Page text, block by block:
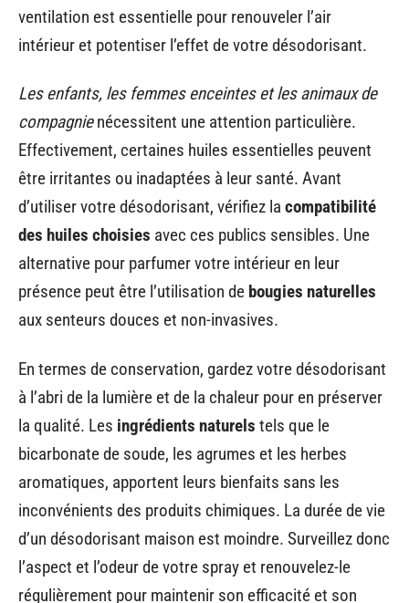
ventilation est essentielle pour renouveler l’air
intérieur et potentiser l’effet de votre désodorisant.
Les enfants, les femmes enceintes et les animaux de
compagnienécessitent une attention particulière.
Effectivement, certaines huiles essentielles peuvent
être irritantes ou inadaptées à leur santé. Avant
d’utiliser votre désodorisant, vérifiez la compatibilité
des huiles choisies avec ces publics sensibles. Une
alternative pour parfumer votre intérieur en leur
présence peut être l’utilisation de bougies naturelles
aux senteurs douces et non-invasives.
En termes de conservation, gardez votre désodorisant
à l’abri de la lumière et de la chaleur pour en préserver
la qualité. Les ingrédients naturels tels que le
bicarbonate de soude, les agrumes et les herbes
aromatiques, apportent leurs bienfaits sans les
inconvénients des produits chimiques. La durée de vie
d’un désodorisant maison est moindre. Surveillez donc
l’aspect et l’odeur de votre spray et renouvelez-le
régulièrement pour maintenir son efficacité et son